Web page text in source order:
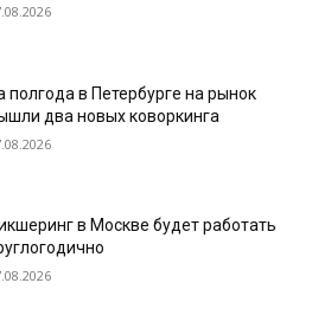
полгода в Петербурге на рынок
два новых коворкинга
в Москве будет работать